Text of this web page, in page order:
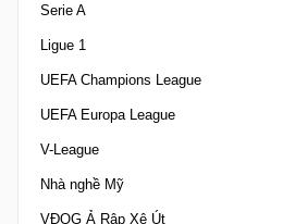
Serie A
Ligue 1
UEFA Champions League
UEFA Europa League
V-League
Nhà nghề Mỹ
VĐQG Ả Rập Xê Út